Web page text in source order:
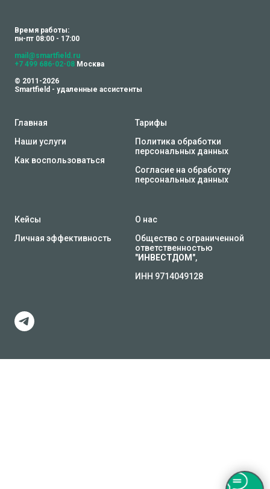
Время работы:
пн-пт 08:00 - 17:00
mail@smartfield.ru
+7 499 686-02-08 Москва
© 2011-2026
Smartfield - удаленные ассистенты
Главная
Наши услуги
Как воспользоваться
Тарифы
Политика обработки
персональных данных
Согласие на обработку
персональных данных
Кейсы
Личная эффективность
О нас
Общество с ограниченной
ответственностью
"ИНВЕСТДОМ ",
ИНН 9714049128